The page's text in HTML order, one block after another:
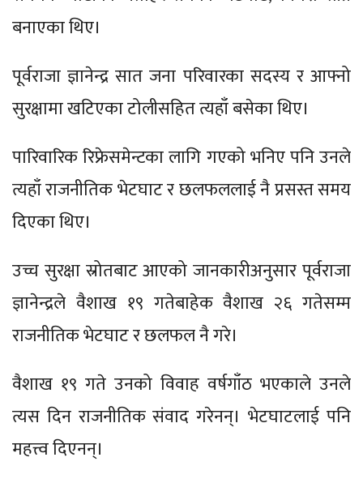
बनाएका थिए।
पूर्वराजा ज्ञानेन्द्र सात जना परिवारका सदस्य र आफ्नो
सुरक्षामा खटिएका टोलीसहित त्यहाँ बसेका थिए।
पारिवारिक रिफ्रेसमेन्टका लागि गएको भनिए पनि उनले
त्यहाँ राजनीतिक भेटघाट र छलफललाई नै प्रसस्त समय
दिएका थिए।
उच्च सुरक्षा स्रोतबाट आएको जानकारीअनुसार पूर्वराजा
ज्ञानेन्द्रले वैशाख १९ गतेबाहेक वैशाख २६ गतेसम्म
राजनीतिक भेटघाट र छलफल नै गरे।
वैशाख १९ गते उनको विवाह वर्षगाँठ भएकाले उनले
त्यस दिन राजनीतिक संवाद गरेनन्। भेटघाटलाई पनि
महत्त्व दिएनन्।